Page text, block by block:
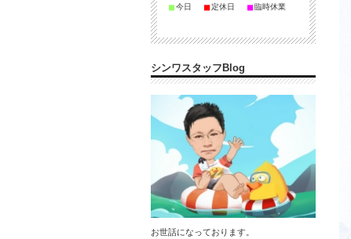
■今日 ■定休日 ■臨時休業
シンワスタッフBlog
お世話になっております。